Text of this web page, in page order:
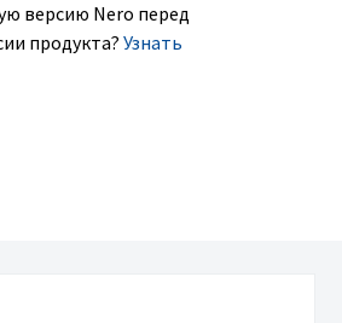
версию Nero перед
продукта?Узнать